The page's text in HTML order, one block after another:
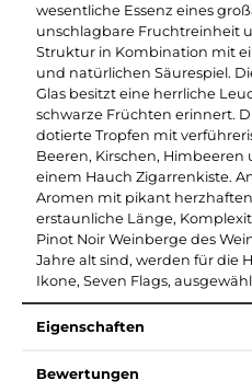
wesentliche Essenz eines
unschlagbare Fruchtreinheit
Struktur in Kombination mit
und natürlichen Säurespiel.
Glas besitzt eine herrliche
schwarze Früchten erinnert.
dotierte Tropfen mit
Beeren, Kirschen,
einem Hauch Zigarrenkiste.
Aromen mit pikant
erstaunliche Länge,
Pinot Noir Weinberge des
Jahre alt sind, werden für die
Ikone, Seven Flags,
Eigenschaften
Bewertungen